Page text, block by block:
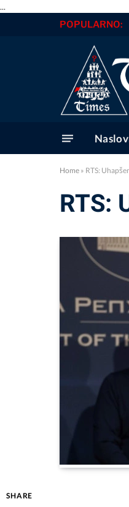
...
POPULARNO:
Home » RTS:
RTS:
SHARE